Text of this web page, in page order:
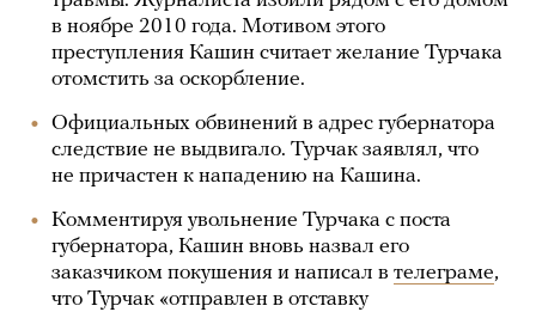
в ноябре 2010 года. Мотивом этого
преступления Кашин считает желание Турчака
отомстить за оскорбление.
Официальных обвинений в адрес губернатора
следствие не выдвигало. Турчак заявлял, что
не причастен к нападению на Кашина.
Комментируя увольнение Турчака с поста
губернатора, Кашин вновь назвал его
заказчиком покушения и написал в телеграме,
что Турчак «отправлен в отставку